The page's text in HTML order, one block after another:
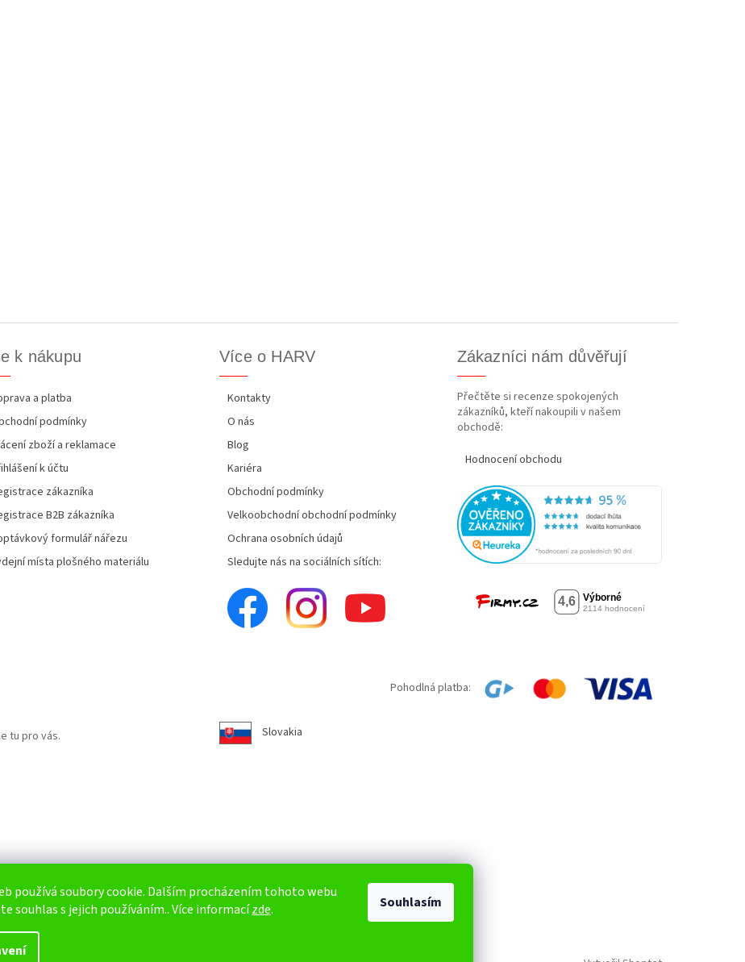
používá soubory cookie. Dalším procházením tohoto webu
souhlas s jejich používáním.. Více informacízde. Souhlasím
k nákupu
a platba
podmínky
zboží a reklamace
k účtu
zákazníka
B2B zákazníka
formulář nářezu
místa plošného materiálu
Více o HARV
Kontakty
O nás
Blog
Kariéra
Obchodní podmínky
Velkoobchodní obchodní podmínky
Ochrana osobních údajů
Sledujte nás na sociálních sítích:
Zákazníci nám důvěřují
Přečtěte si recenze spokojených
zákazníků, kteří nakoupili v našem
obchodě:
Hodnocení obchodu
tu pro vás.
Pohodlná platba:
Slovakia